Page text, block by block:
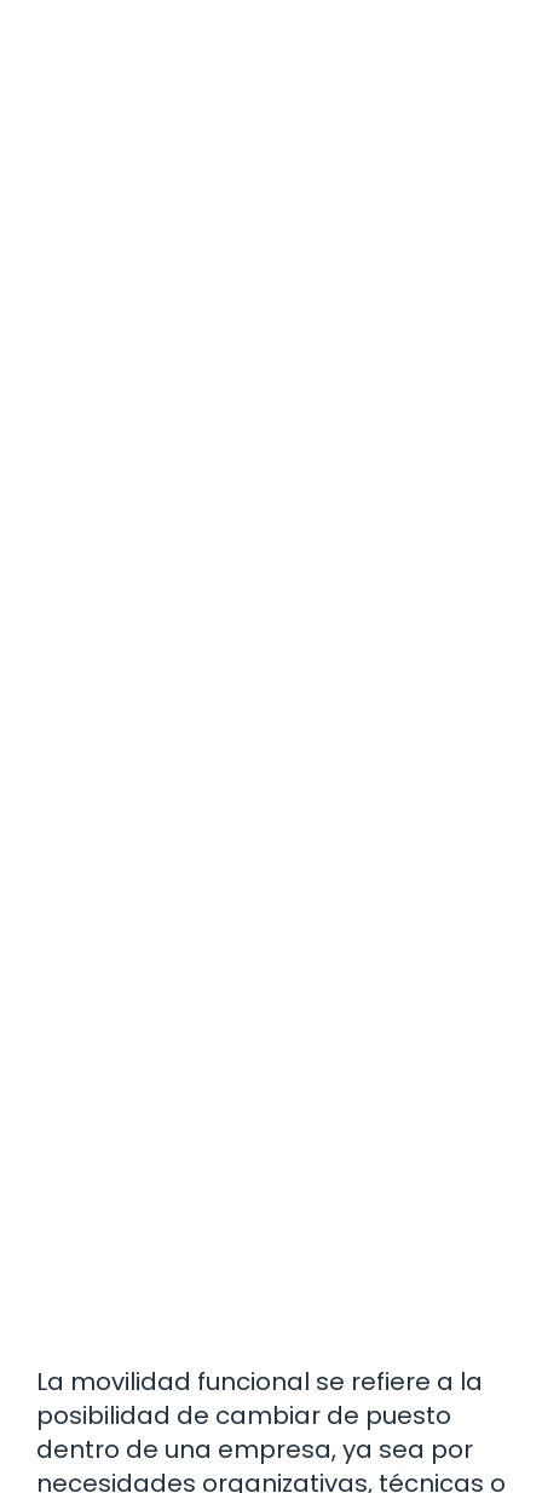
La movilidad funcional se refiere a la
posibilidad de cambiar de puesto
dentro de una empresa, ya sea por
necesidades organizativas, técnicas o